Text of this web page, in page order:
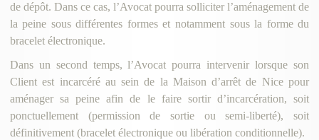
de dépôt. Dans ce cas, l’Avocat pourra solliciter l’aménagement de
la peine sous différentes formes et notamment sous la forme du
bracelet électronique.
Dans un second temps, l’Avocat pourra intervenir lorsque son
Client est incarcéré au sein de la Maison d’arrêt de Nice pour
aménager sa peine afin de le faire sortir d’incarcération, soit
ponctuellement (permission de sortie ou semi-liberté), soit
définitivement (bracelet électronique ou libération conditionnelle).